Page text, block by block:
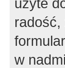
radość,
w